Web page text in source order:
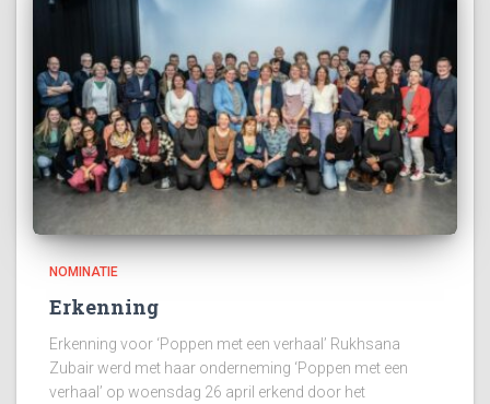
NOMINATIE
Erkenning
Erkenning voor ‘Poppen met een verhaal’ Rukhsana
Zubair werd met haar onderneming ‘Poppen met een
verhaal’ op woensdag 26 april erkend door het